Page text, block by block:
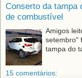
Conserto da tampa
de combustível
Amigos
setembro"
tampa do
15 comentários: